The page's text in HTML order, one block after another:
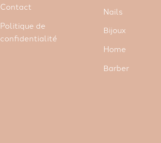
Contact
Politique de
confidentialité
Nails
Bijoux
Home
Barber